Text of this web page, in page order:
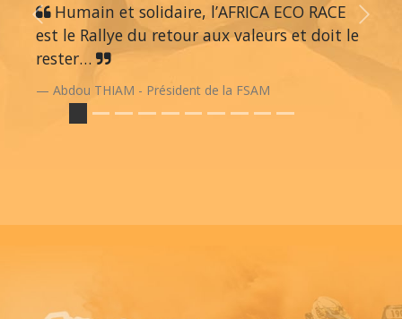
Humain et solidaire, l’AFRICA ECO RACE
est le Rallye du retour aux valeurs et doit le
rester…
Abdou THIAM - Président de la FSAM
Previous Next